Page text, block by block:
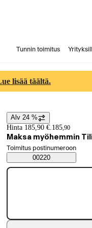
Tunnin toimitus
lisää täältä.
Hintatiedot
Alv 24 %
Hinta 185,90 €. 185,90
Maksa myöhemmin
Saatavuustiedot
Valitse tilaustapa
Toimitus postinumeroon
00220